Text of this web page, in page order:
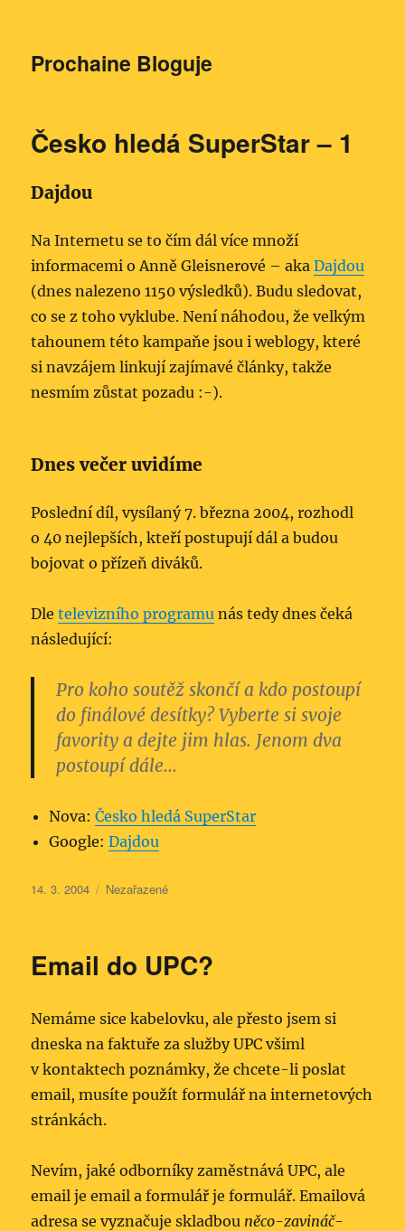
Prochaine Bloguje
Česko hledá SuperStar – 1
Dajdou
Na Internetu se to čím dál více množí
informacemi o Anně Gleisnerové – akaDajdou
(dnes nalezeno 1150 výsledků). Budu sledovat,
co se z toho vyklube. Není náhodou, že velkým
tahounem této kampaňe jsou i weblogy, které
si navzájem linkují zajímavé články, takže
nesmím zůstat pozadu :-).
Dnes večer uvidíme
Poslední díl, vysílaný 7. března 2004, rozhodl
o 40 nejlepších, kteří postupují dál a budou
bojovat o přízeň diváků.
Dletelevizního programu nás tedy dnes čeká
následující:
Pro koho soutěž skončí a kdo postoupí
do finálové desítky? Vyberte si svoje
favority a dejte jim hlas. Jenom dva
postoupí dále…
Nova:Česko hledá SuperStar
Google:Dajdou
Publikováno:
14. 3. 2004 Rubriky:
Nezařazené
Email do UPC?
Nemáme sice kabelovku, ale přesto jsem si
dneska na faktuře za služby UPC všiml
v kontaktech poznámky, že chcete-li poslat
email, musíte použít formulář na internetových
stránkách.
Nevím, jaké odborníky zaměstnává UPC, ale
email je email a formulář je formulář. Emailová
adresa se vyznačuje skladbou něco-zavináč-